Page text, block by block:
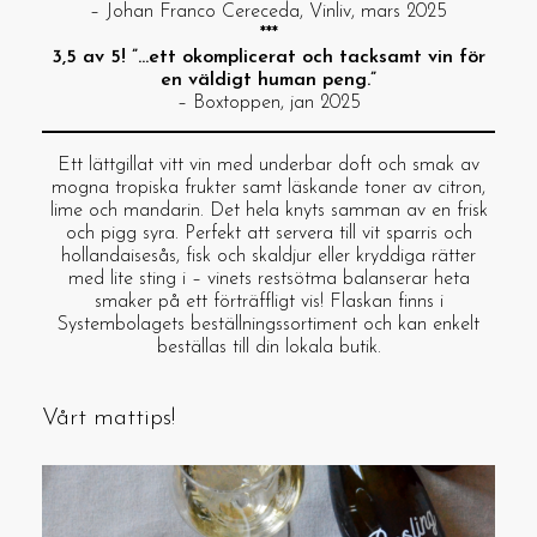
Vårt mattips!
– Johan Franco Cereceda, Vinliv, mars 2025
***
3,5 av 5! ”…ett okomplicerat och tacksamt vin för
en väldigt human peng.”
– Boxtoppen, jan 2025
Ett lättgillat vitt vin med underbar doft och smak av
mogna tropiska frukter samt läskande toner av citron,
lime och mandarin. Det hela knyts samman av en frisk
och pigg syra. Perfekt att servera till vit sparris och
hollandaisesås, fisk och skaldjur eller kryddiga rätter
med lite sting i – vinets restsötma balanserar heta
smaker på ett förträffligt vis! Flaskan finns i
Systembolagets beställningssortiment och kan enkelt
beställas till din lokala butik.